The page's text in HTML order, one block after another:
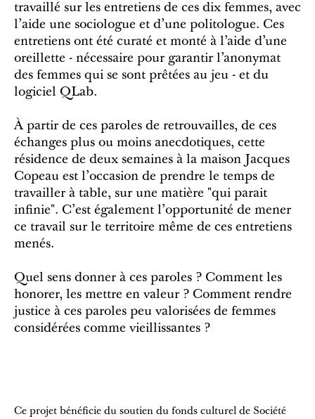
travaillé sur les entretiens de ces dix femmes, avec
l'aide une sociologue et d'une politologue. Ces
entretiens ont été curaté et monté à l’aide d’une
oreillette - nécessaire pour garantir l’anonymat
des femmes qui se sont prêtées au jeu - et du
logiciel QLab.
À partir de ces paroles de retrouvailles, de ces
échanges plus ou moins anecdotiques, cette
résidence de deux semaines à la maison Jacques
Copeau est l'occasion de prendre le temps de
travailler à table, sur une matière "qui parait
infinie". C'est également l'opportunité de mener
ce travail sur le territoire même de ces entretiens
menés.
Quel sens donner à ces paroles ? Comment les
honorer, les mettre en valeur ? Comment rendre
justice à ces paroles peu valorisées de femmes
considérées comme vieillissantes ?
Ce projet bénéficie du soutien du fonds culturel de Société